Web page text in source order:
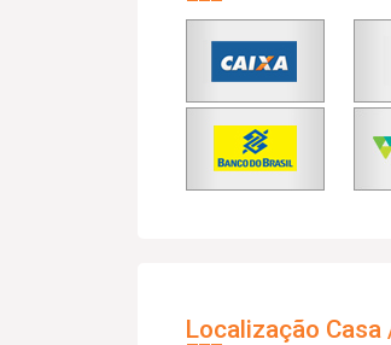
Localização Casa